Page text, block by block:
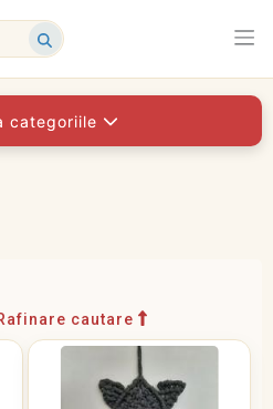
categoriile
cautare